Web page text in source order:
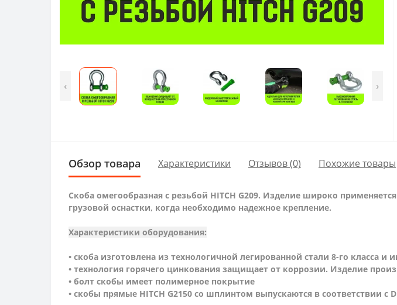
‹ ›
Обзор товара Характеристики Отзывов (0) Похожие товары
Скоба омегообразная с резьбой HITCH G209. Изделие широко
грузовой оснастки, когда необходимо надежное крепление.
Характеристики оборудования:
• скоба изготовлена из технологичной легированной стали 8-го класса и
• технология горячего цинкования защищает от коррозии. Изделие
• болт скобы имеет полимерное покрытие
• скобы прямые HITCH G2150 со шплинтом выпускаются в соответствии с